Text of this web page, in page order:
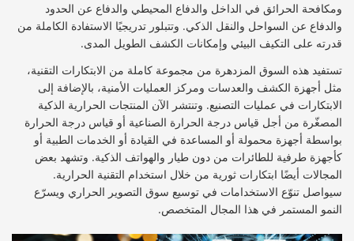
ومكافحة الحرائق في الداخل والدفاع المحيطي والدفاع عن الحدود
والدفاع عن السواحل والنقل الذكي. وتتبلور تدريجيًا الاستفادة الكاملة من
قدرته على التكيف البيئي وإمكانات الكشف الطويل المدى.
تستفيد هذه السوق المزدهرة من مجموعة كاملة من الابتكارات التقنية،
مثل أجهزة الكشف والعدسات ومركز العمليات الأمنية، بالإضافة إلى
الابتكارات في عمليات التصنيع. وتنتشر الآن المنتجات الحرارية الذكية
المصغّرة من أجل قياس درجة الحرارة الصناعية أو قياس درجة الحرارة
بواسطة أجهزة محمولة أو المساعدة في القيادة أو الخدمات الطبية أو
كأجهزة طرفية للطائرات من دون طيار والهواتف الذكية. وتشهد بعض
المجالات أيضًا ابتكارات ثورية من خلال استخدام التقنية الحرارية.
سيواصل تنوّع الاستخدامات في توسيع سوق التصوير الحراري ويسرّع
النمو المستمر في هذا المجال المتخصص.